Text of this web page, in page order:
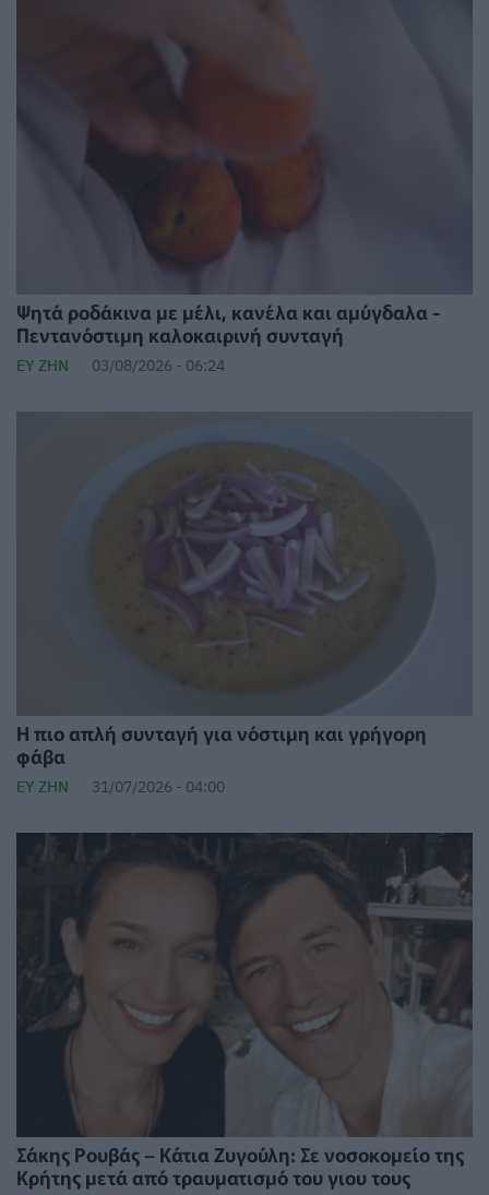
Ψητά ροδάκινα με μέλι, κανέλα και αμύγδαλα -
Πεντανόστιμη καλοκαιρινή συνταγή
ΕΥ ΖΗΝ 03/08/2026 - 06:24
Η πιο απλή συνταγή για νόστιμη και γρήγορη
φάβα
ΕΥ ΖΗΝ 31/07/2026 - 04:00
Σάκης Ρουβάς – Κάτια Ζυγούλη: Σε νοσοκομείο της
Κρήτης μετά από τραυματισμό του γιου τους